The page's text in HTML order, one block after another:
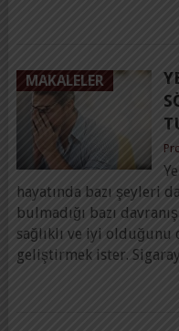
MAKALELER
hayatında bazı şeyleri
bulmadığı bazı
sağlıklı ve iyi
geliştirmek ister.